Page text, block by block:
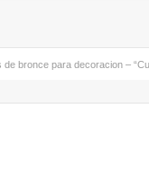
bronce para decoracion –